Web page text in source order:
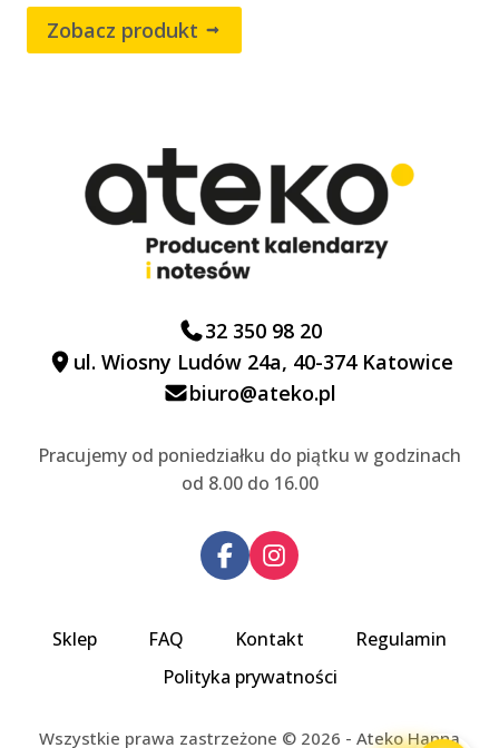
Zobacz produkt
32 350 98 20
ul. Wiosny Ludów 24a, 40-374 Katowice
biuro@ateko.pl
Pracujemy od poniedziałku do piątku w godzinach
od 8.00 do 16.00
Sklep FAQ Kontakt
Regulamin
Polityka prywatności
Wszystkie prawa zastrzeżone © 2026 - Ateko Hanna